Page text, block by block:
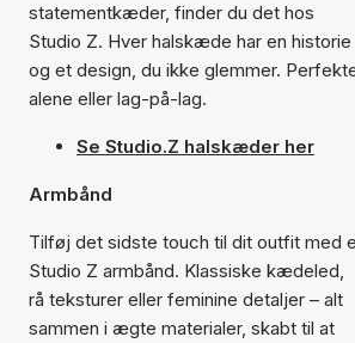
statementkæder, finder du det hos
Studio Z. Hver halskæde har en historie
og et design, du ikke glemmer.
alene eller lag-på-lag.
Se Studio.Z halskæder her
Armbånd
Tilføj det sidste touch til dit outfit med
Studio Z armbånd. Klassiske kædeled,
rå teksturer eller feminine detaljer – alt
sammen i ægte materialer, skabt til at